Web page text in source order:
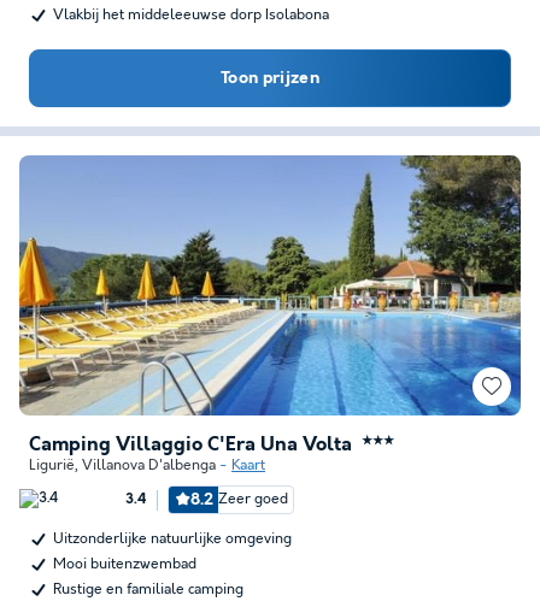
Vlakbij het middeleeuwse dorp Isolabona
Toon prijzen
Camping Villaggio C'Era Una Volta ★★★
Ligurië, Villanova D'albenga Kaart
3.4 8.2 Zeer goed
Uitzonderlijke natuurlijke omgeving
Mooi buitenzwembad
Rustige en familiale camping